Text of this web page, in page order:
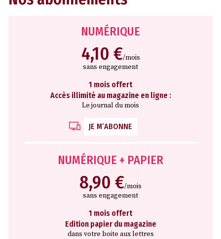
NUMÉRIQUE
4,10 €/mois
sans engagement
1 mois offert
Accès illimité au magazine en ligne :
Le journal du mois
JE M’ABONNE
NUMÉRIQUE + PAPIER
8,90 €/mois
sans engagement
1 mois offert
Edition papier du magazine
dans votre boite aux lettres